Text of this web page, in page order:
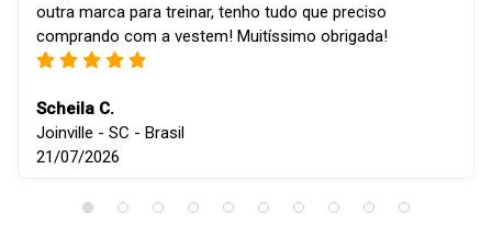
outra marca para treinar, tenho tudo que preciso
comprando com a vestem! Muitíssimo obrigada!
Scheila C.
Joinville - SC - Brasil
21/07/2026